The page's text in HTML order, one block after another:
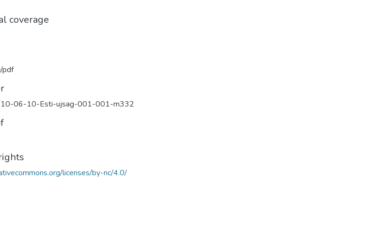
coverage
pdf
06-10-Esti-ujsag-001-001-m332
licenses/by-nc/4.0/